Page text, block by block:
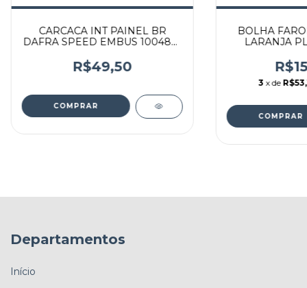
CARCACA INT PAINEL BR
DAFRA SPEED EMBUS 10048A-
R$49,50
BOLHA
LARANJA
3 x de
Departamentos
Início